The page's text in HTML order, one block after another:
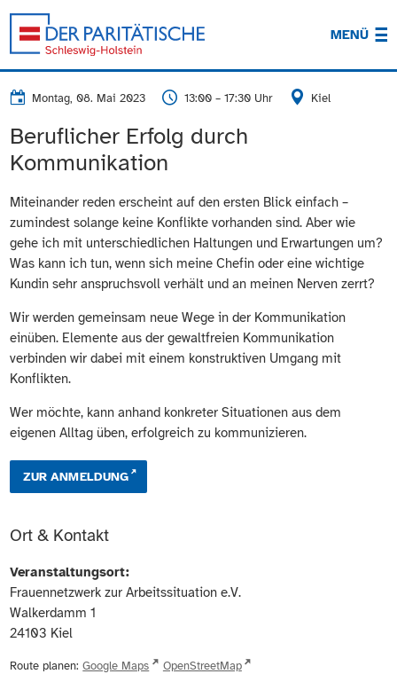
MENÜ
Montag, 08. Mai 2023 13:00 – 17:30 Uhr Kiel
Beruflicher Erfolg durch
Kommunikation
Miteinander reden erscheint auf den ersten Blick einfach –
zumindest solange keine Konflikte vorhanden sind. Aber wie
gehe ich mit unterschiedlichen Haltungen und Erwartungen um?
Was kann ich tun, wenn sich meine Chefin oder eine wichtige
Kundin sehr anspruchsvoll verhält und an meinen Nerven zerrt?
Wir werden gemeinsam neue Wege in der Kommunikation
einüben. Elemente aus der gewaltfreien Kommunikation
verbinden wir dabei mit einem konstruktiven Umgang mit
Konflikten.
Wer möchte, kann anhand konkreter Situationen aus dem
eigenen Alltag üben, erfolgreich zu kommunizieren.
ZUR ANMELDUNG
Ort & Kontakt
Veranstaltungsort:
Frauennetzwerk zur Arbeitssituation e.V.
Walkerdamm 1
24103 Kiel
Route planen: Google Maps OpenStreetMap